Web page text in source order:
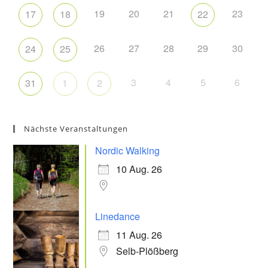
17 18 19 20 21 22 23
24 25 26 27 28 29 30
31 1 2 3 4 5 6
Nächste Veranstaltungen
Nordic Walking
10 Aug. 26
Linedance
11 Aug. 26
Selb-Plößberg